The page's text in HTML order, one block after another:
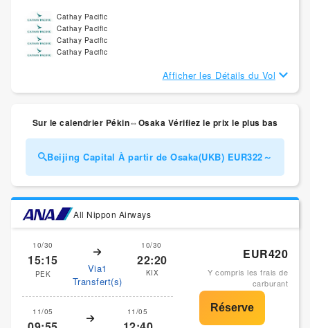
Cathay Pacific
Cathay Pacific
Cathay Pacific
Cathay Pacific
Afficher les Détails du Vol
Sur le calendrier Pékin⇔Osaka Vérifiez le prix le plus bas
Beijing Capital À partir de Osaka(UKB) EUR322～
All Nippon Airways
10/30
15:15
PEK
Via1
Transfert(s)
10/30
22:20
KIX
11/05 11/05
EUR420
Y compris les frais de
carburant